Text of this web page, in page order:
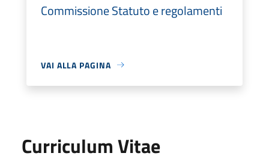
Commissione Statuto e regolamenti
VAI ALLA PAGINA
Curriculum Vitae